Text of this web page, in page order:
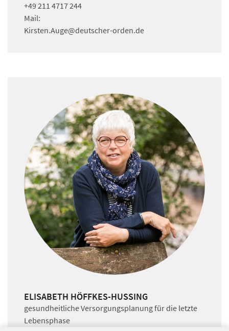
+49 211 4717 244
Mail:
Kirsten.Auge@deutscher-orden.de
ELISABETH HÖFFKES-HUSSING
gesundheitliche Versorgungsplanung für die letzte
Lebensphase